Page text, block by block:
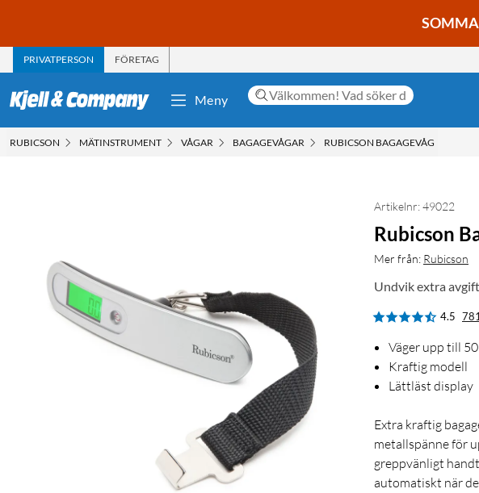
PRIVATPERSON FÖRETAG
Meny
RUBICSON MÄTINSTRUMENT VÅGAR BAGAGEVÅGAR RUBICSON BAGAGEVÅG
Artikelnr: 49022
Rubicson
Mer från: Rubicson
Undvik extra
4.5
Väger upp till
Kraftig modell
Lättläst display
Extra kraftig
metallspänne för
greppvänligt
automatiskt när